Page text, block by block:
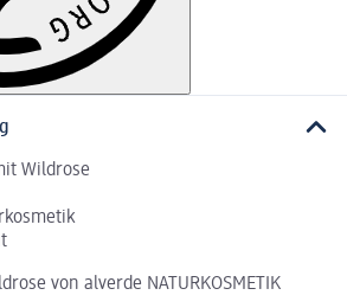
Wildrose
von alverde NATURKOSMETIK